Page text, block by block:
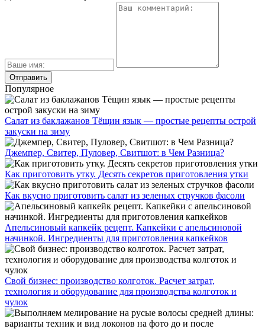
Популярное
Салат из баклажанов Тёщин язык — простые рецепты острой
закуски на зиму
Джемпер, Свитер, Пуловер, Свитшот: в Чем Разница?
Как приготовить утку. Десять секретов приготовления утки
Как вкусно приготовить салат из зеленых стручков фасоли
Апельсиновый капкейк рецепт. Капкейки с апельсиновой
начинкой. Ингредиенты для приготовления капкейков
Свой бизнес: производство колготок. Расчет затрат,
технология и оборудование для производства колготок и
чулок